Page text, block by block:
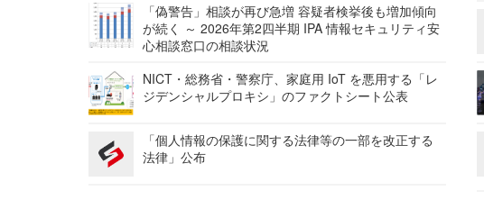
「偽警告」相談が再び急増 容疑者検挙後も増加傾向
が続く ～ 2026年第2四半期 IPA 情報セキュリティ安
心相談窓口の相談状況
NICT・総務省・警察庁、家庭用 IoT を悪用する「レ
ジデンシャルプロキシ」のファクトシート公表
「個人情報の保護に関する法律等の一部を改正する
法律」公布